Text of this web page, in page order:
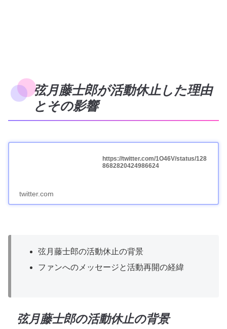
弦月藤士郎が活動休止した理由
とその影響
https://twitter.com/1O46V/status/128
8682820424986624
twitter.com
弦月藤士郎の活動休止の背景
ファンへのメッセージと活動再開の経緯
弦月藤士郎の活動休止の背景